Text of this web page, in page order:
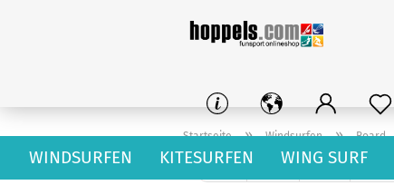
WINDSURFEN KITESURFEN WING SURF
Startseite » Windsurfen » Board